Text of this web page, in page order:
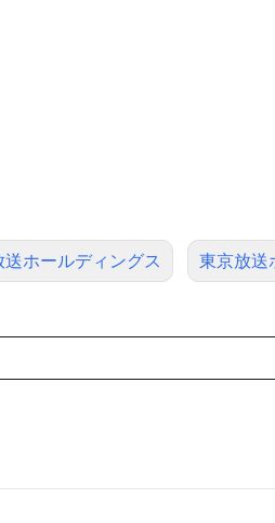
送ホールディングス 東京放送